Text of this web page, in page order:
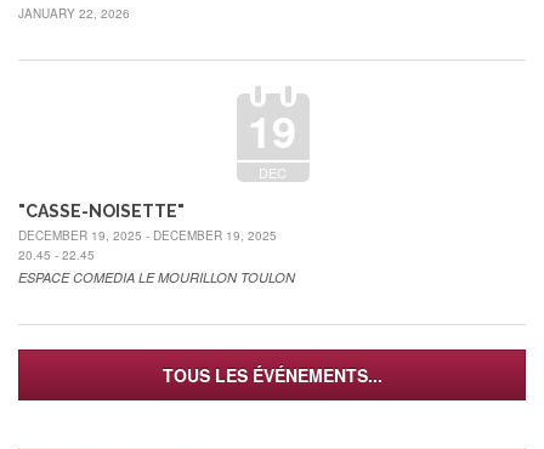
JANUARY 22, 2026
19
DEC
"CASSE-NOISETTE"
DECEMBER 19, 2025 - DECEMBER 19, 2025
20.45 - 22.45
ESPACE COMEDIA LE MOURILLON TOULON
TOUS LES ÉVÉNEMENTS...